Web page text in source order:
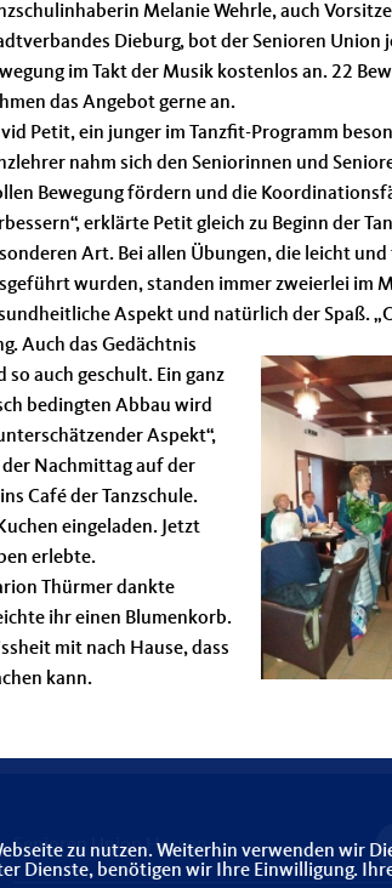
Melanie Wehrle, auch
Dieburg, bot der Senioren Union
im Takt der Musik kostenlos an. 22
das Angebot gerne an.
Petit, ein junger im Tanzfit-Programm
nahm sich den Seniorinnen und
Bewegung fördern und die
erklärte Petit gleich zu Beginn der
Art. Bei allen Übungen, die leicht und
wurden, standen immer zweierlei im
Aspekt und natürlich der Spaß.
Auch das Gedächtnis
auch geschult. Ein ganz
bedingten Abbau wird
Aspekt“,
Nachmittag auf der
Café der Tanzschule.
eingeladen. Jetzt
erlebte.
Thürmer dankte
ihr einen Blumenkorb.
mit nach Hause, dass
kann.
Senioren Union Hessen
zu nutzen. Weiterhin verwenden wir
Dienste, benötigen wir Ihre Einwilligung.